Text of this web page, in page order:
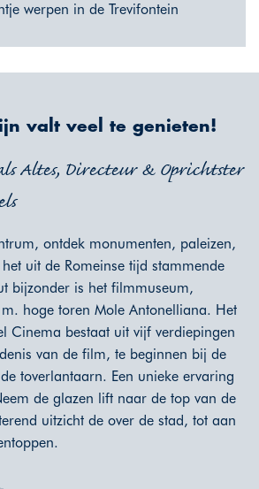
werpen in de Trevifontein
valt veel te genieten!
Altes, Directeur & Oprichtster
ontdek monumenten, paleizen,
uit de Romeinse tijd stammende
bijzonder is het filmmuseum,
hoge toren Mole Antonelliana. Het
Cinema bestaat uit vijf verdiepingen
van de film, te beginnen bij de
toverlantaarn. Een unieke ervaring
de glazen lift naar de top van de
uitzicht de over de stad, tot aan